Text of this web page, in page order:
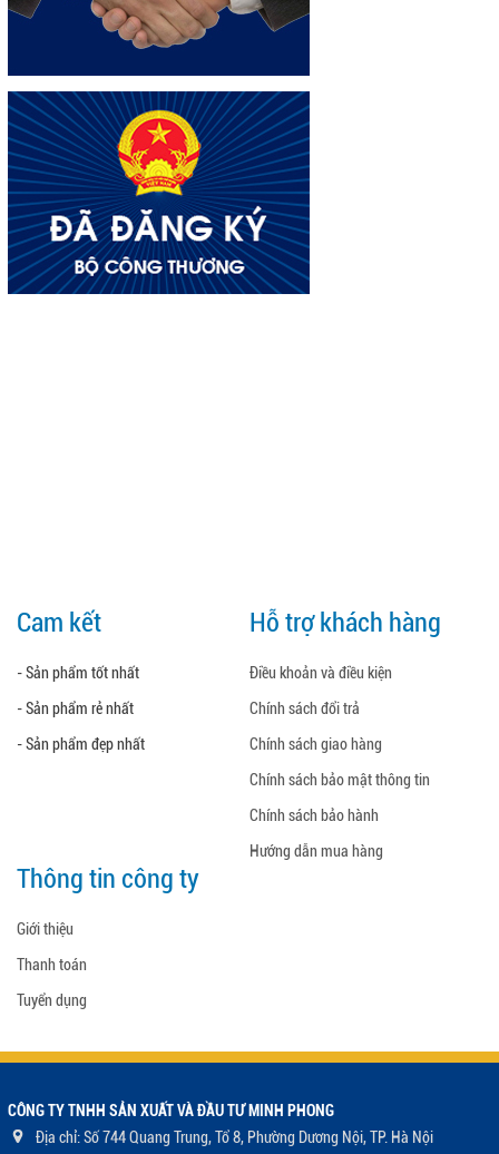
Cam kết
- Sản phẩm tốt nhất
- Sản phẩm rẻ nhất
- Sản phẩm đẹp nhất
Hỗ trợ khách hàng
Điều khoản và điều kiện
Chính sách đổi trả
Chính sách giao hàng
Chính sách bảo mật thông tin
Chính sách bảo hành
Hướng dẫn mua hàng
Thông tin công ty
Giới thiệu
Thanh toán
Tuyển dụng
CÔNG TY TNHH SẢN XUẤT VÀ ĐẦU TƯ MINH PHONG
Địa chỉ: Số 744 Quang Trung, Tổ 8, Phường Dương Nội, TP. Hà Nội